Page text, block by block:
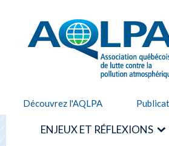
AQLPA
Découvrez l'AQLPA
ENJEUX ET RÉFLEXIONS